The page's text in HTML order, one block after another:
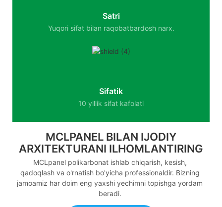
Satri
Yuqori sifat bilan raqobatbardosh narx.
Sifatik
10 yillik sifat kafolati
MCLPANEL BILAN IJODIY
ARXITEKTURANI ILHOMLANTIRING
MCLpanel polikarbonat ishlab chiqarish, kesish,
qadoqlash va o'rnatish bo'yicha professionaldir. Bizning
jamoamiz har doim eng yaxshi yechimni topishga yordam
beradi.